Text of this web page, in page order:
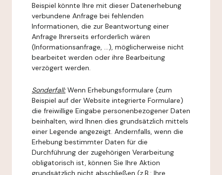
Beispiel könnte Ihre mit dieser Datenerhebung
verbundene Anfrage bei fehlenden
Informationen, die zur Beantwortung einer
Anfrage Ihrerseits erforderlich wären
(Informationsanfrage, ...), möglicherweise nicht
bearbeitet werden oder ihre Bearbeitung
verzögert werden.
Sonderfall:Wenn Erhebungsformulare (zum
Beispiel auf der Website integrierte Formulare)
die freiwillige Eingabe personenbezogener Daten
beinhalten, wird Ihnen dies grundsätzlich mittels
einer Legende angezeigt. Andernfalls, wenn die
Erhebung bestimmter Daten für die
Durchführung der zugehörigen Verarbeitung
obligatorisch ist, können Sie Ihre Aktion
grundsätzlich nicht abschließen (z.B.: Ihre